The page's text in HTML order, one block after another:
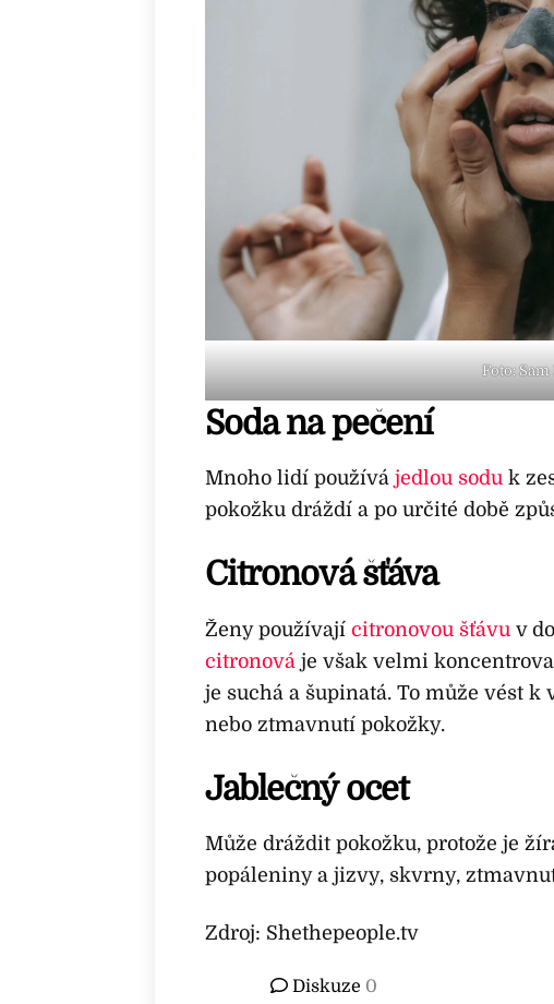
Foto:
Soda na pečení
Mnoho lidí používá jedlou sodu k
pokožku dráždí a po určité době
Citronová šťáva
Ženy používají citronovou šťávu v
citronová je však velmi
je suchá a šupinatá. To může vést
nebo ztmavnutí pokožky.
Jablečný ocet
Může dráždit pokožku, protože je
popáleniny a jizvy, skvrny,
Zdroj: Shethepeople.tv
Diskuze 0